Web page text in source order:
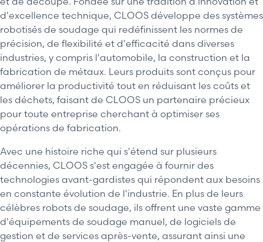
d'excellence technique, CLOOS développe des systèmes
robotisés de soudage qui redéfinissent les normes de
précision, de flexibilité et d'efficacité dans diverses
industries, y compris l'automobile, la construction et la
fabrication de métaux. Leurs produits sont conçus pour
améliorer la productivité tout en réduisant les coûts et
les déchets, faisant de CLOOS un partenaire précieux
pour toute entreprise cherchant à optimiser ses
opérations de fabrication.
Avec une histoire riche qui s'étend sur plusieurs
décennies, CLOOS s'est engagée à fournir des
technologies avant-gardistes qui répondent aux besoins
en constante évolution de l'industrie. En plus de leurs
célèbres robots de soudage, ils offrent une vaste gamme
d'équipements de soudage manuel, de logiciels de
gestion et de services après-vente, assurant ainsi une